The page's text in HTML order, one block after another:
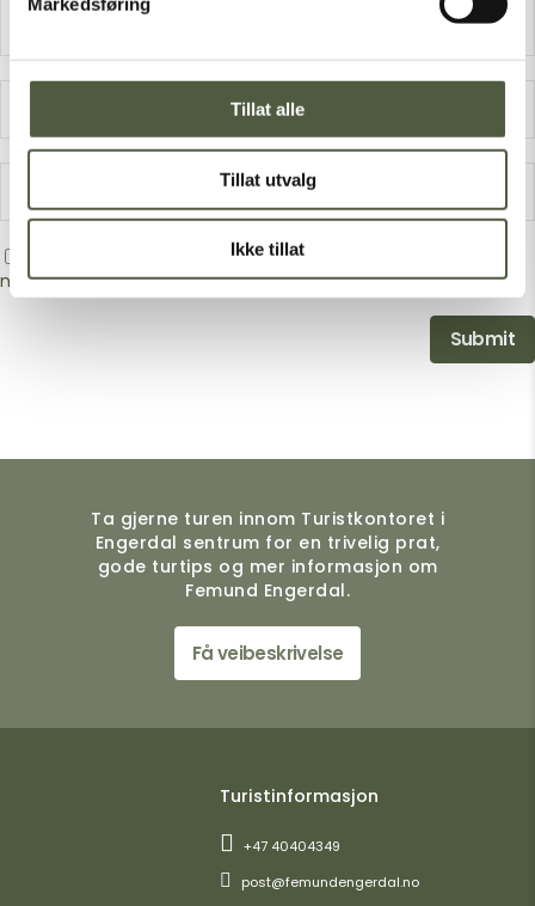
Tillat alle
Tillat utvalg
Ikke tillat
Save my name, email, and website in this browser for the
next time I comment.
Ta gjerne turen innom Turistkontoret i
Engerdal sentrum for en trivelig prat,
gode turtips og mer informasjon om
Femund Engerdal.
Få veibeskrivelse
Turistinformasjon
+47 40404349
post@femundengerdal.no